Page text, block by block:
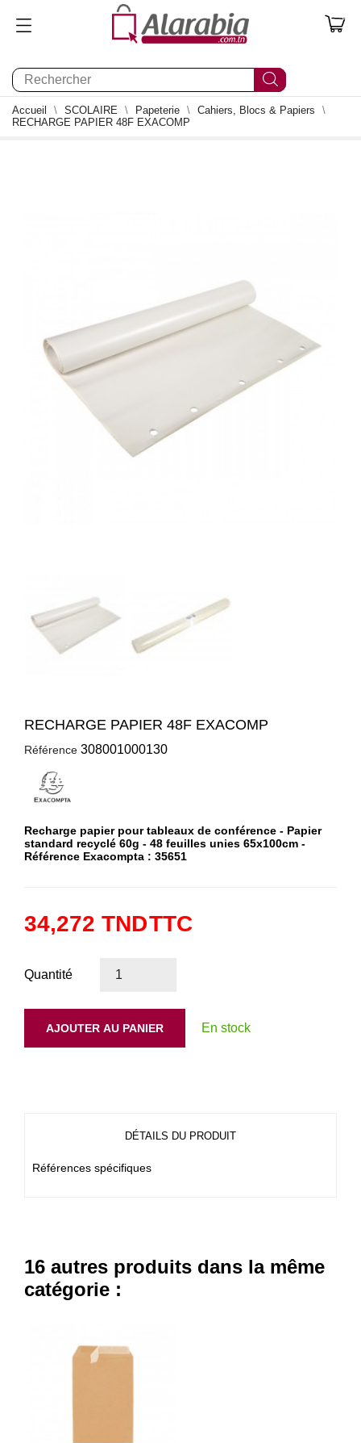
0
Accueil SCOLAIRE Papeterie
Cahiers, Blocs & Papiers
RECHARGE PAPIER 48F EXACOMP
RECHARGE PAPIER 48F EXACOMP
Référence 308001000130
Recharge papier pour tableaux de conférence - Papier
standard recyclé 60g - 48 feuilles unies 65x100cm -
Référence Exacompta : 35651
34,272 TNDTTC
Quantité
AJOUTER AU PANIER En stock
DÉTAILS DU PRODUIT
Références spécifiques
16 autres produits dans la même
catégorie :